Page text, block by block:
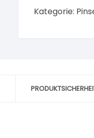
x
Griff
Kategorie: